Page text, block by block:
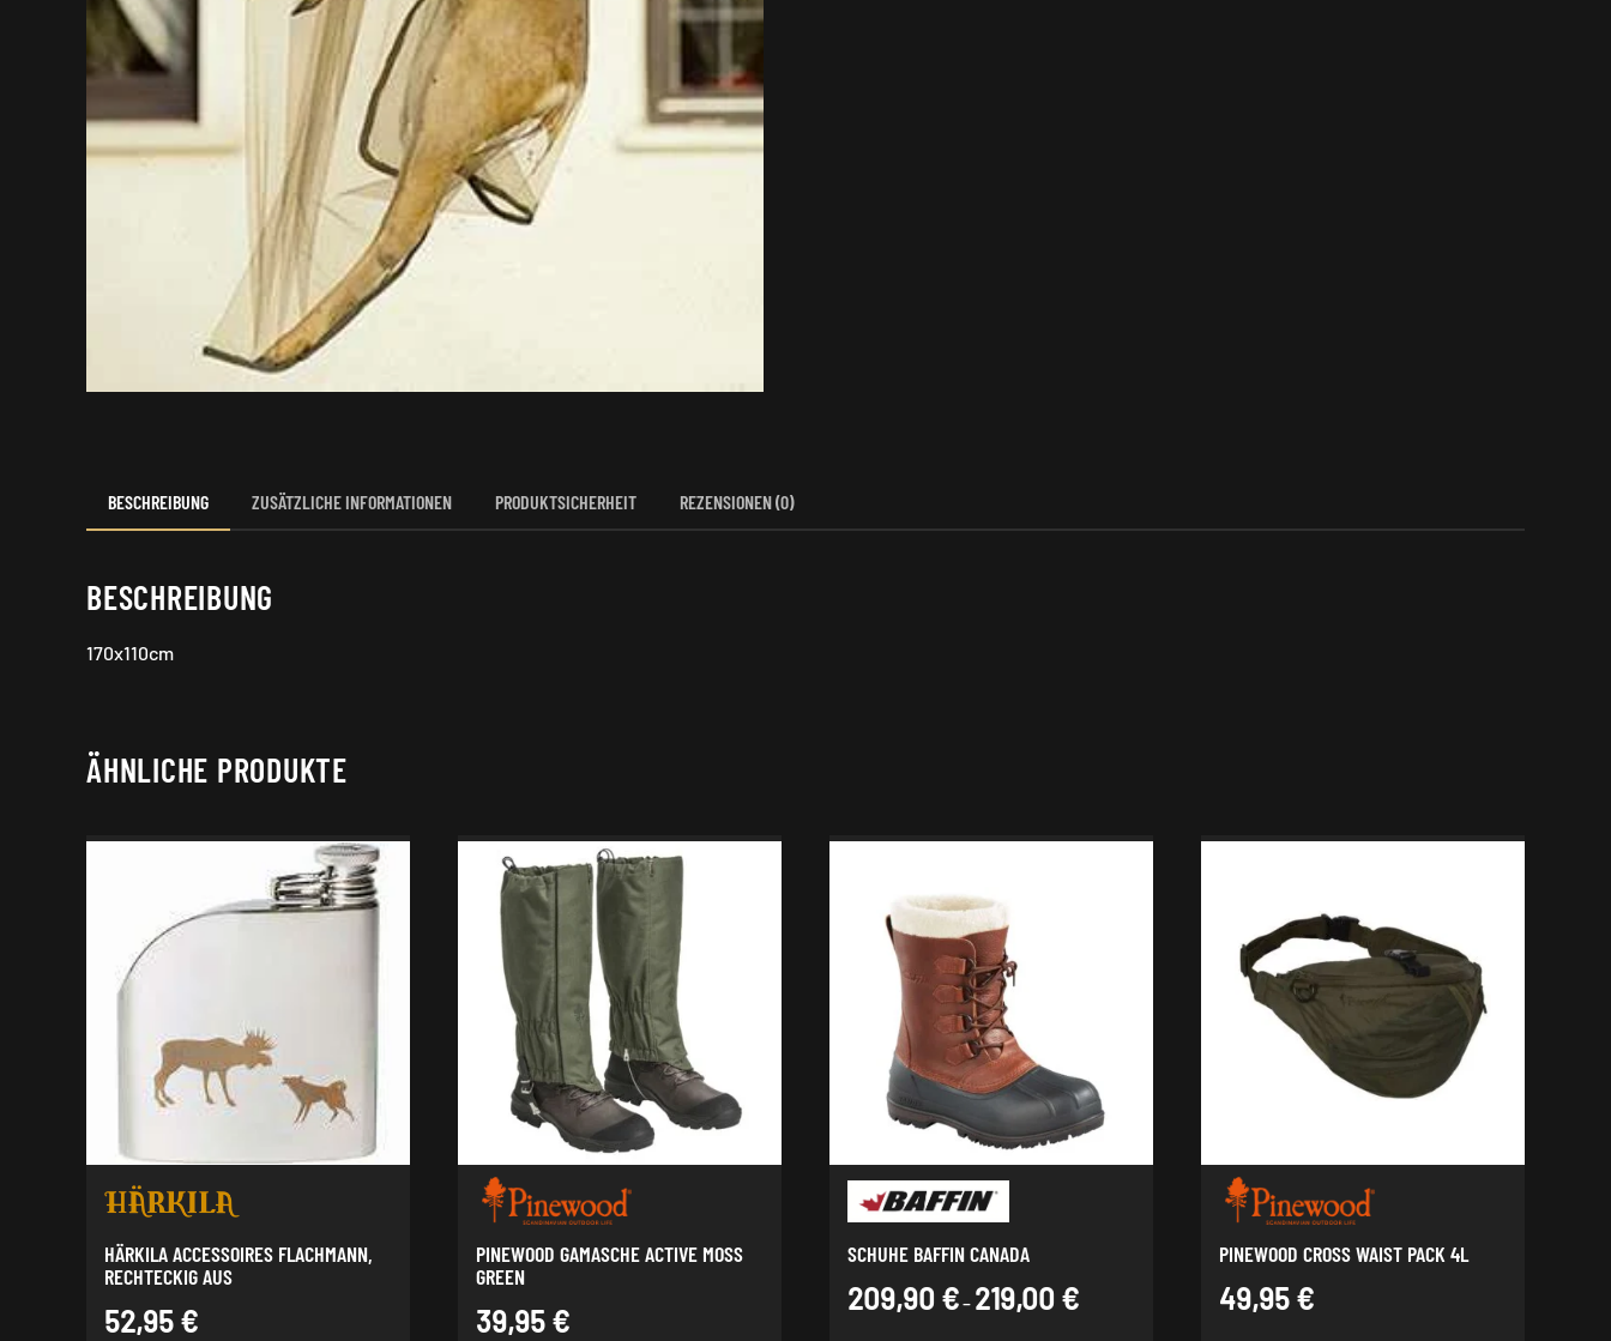
BESCHREIBUNG ZUSÄTZLICHE INFORMATIONEN PRODUKTSICHERHEIT REZENSIONEN (0)
BESCHREIBUNG
170x110cm
ÄHNLICHE PRODUKTE
HÄRKILA ACCESSOIRES FLACHMANN,
RECHTECKIG AUS
52,95 €
PINEWOOD GAMASCHE ACTIVE MOSS
GREEN
39,95 €
SCHUHE BAFFIN CANADA
209,90 €– 219,00 €
PINEWOOD CROSS WAIST PACK 4L
49,95 €